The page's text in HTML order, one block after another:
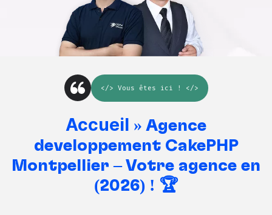
</> Vous êtes ici ! </>
Accueil » Agence
développement CakePHP
Montpellier – Votre agence en
(2026) ! 🏆